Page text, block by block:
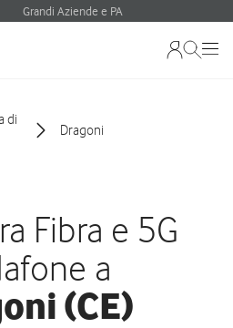
Grandi Aziende e PA
di
Dragoni
Fibra e 5G
a
(CE)